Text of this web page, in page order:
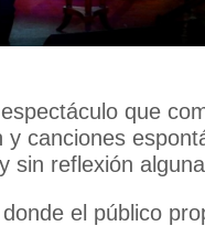
que
y canciones
sin reflexión
el público